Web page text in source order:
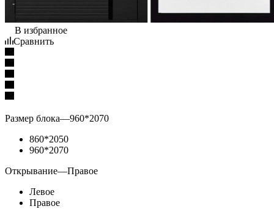
В избранное
Сравнить
Размер блока—960*2070
860*2050
960*2070
Открывание—Правое
Левое
Правое